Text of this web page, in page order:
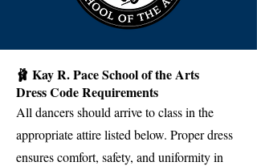
🩰 Kay R. Pace School of the Arts
Dress Code Requirements
All dancers should arrive to class in the
appropriate attire listed below. Proper dress
ensures comfort, safety, and uniformity in